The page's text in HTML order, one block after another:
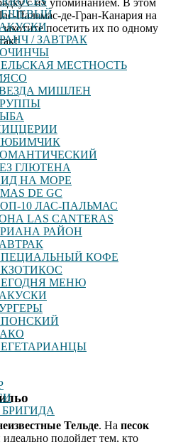
/ ЗАВТРАК
МЕСТНОСТЬ
МИШЛЕН
ГЛЮТЕНА
НА МОРЕ
DE GC
10 ЛАС-ПАЛЬМАС
LAS CANTERAS
РАЙОН
КОФЕ
МЕНЮ
Пальмас-де-Гран-Канария на
посетить их по одному
Тельде. На песок
подойдет тем, кто